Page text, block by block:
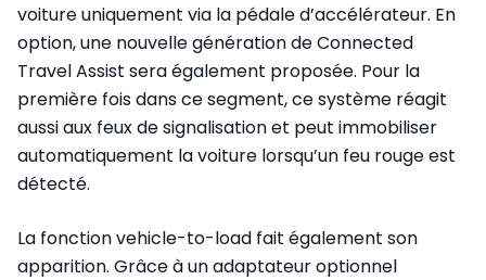
voiture uniquement via la pédale d’accélérateur. En
option, une nouvelle génération de Connected
Travel Assist sera également proposée. Pour la
première fois dans ce segment, ce système réagit
aussi aux feux de signalisation et peut immobiliser
automatiquement la voiture lorsqu’un feu rouge est
détecté.
La fonction vehicle-to-load fait également son
apparition. Grâce à un adaptateur optionnel